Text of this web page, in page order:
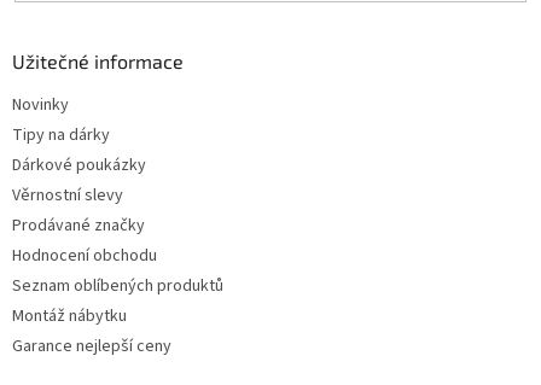
Užitečné informace
Novinky
Tipy na dárky
Dárkové poukázky
Věrnostní slevy
Prodávané značky
Hodnocení obchodu
Seznam oblíbených produktů
Montáž nábytku
Garance nejlepší ceny